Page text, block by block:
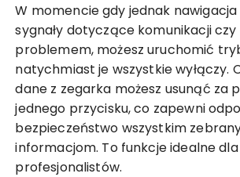
W momencie gdy jednak
sygnały dotyczące komunikacji
problemem, możesz uruchomić
natychmiast je wszystkie wyłączy.
dane z zegarka możesz usunąć za
jednego przycisku, co zapewni
bezpieczeństwo wszystkim
informacjom. To funkcje idealne dla
profesjonalistów.